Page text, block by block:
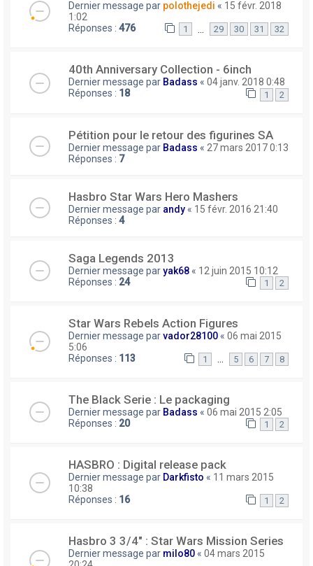
Dernier message par polothejedi « 15 févr. 2018
1:02
Réponses : 476 1 29 30 31 32
40th Anniversary Collection - 6inch
Dernier message par Badass « 04 janv. 2018 0:48
Réponses : 18 1 2
Pétition pour le retour des figurines SA
Dernier message par Badass « 27 mars 2017 0:13
Réponses : 7
Hasbro Star Wars Hero Mashers
Dernier message par andy « 15 févr. 2016 21:40
Réponses : 4
Saga Legends 2013
Dernier message paryak68 « 12 juin 2015 10:12
Réponses : 24 1 2
Star Wars Rebels Action Figures
Dernier message parvador28100 « 06 mai 2015
5:06
Réponses : 113 1 5 6 7 8
The Black Serie : Le packaging
Dernier message par Badass « 06 mai 2015 2:05
Réponses : 20 1 2
HASBRO : Digital release pack
Dernier message par Darkfisto « 11 mars 2015
10:38
Réponses : 16 1 2
Hasbro 3 3/4" : Star Wars Mission Series
Dernier message par milo80 « 04 mars 2015